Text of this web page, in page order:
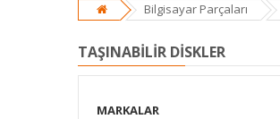
Bilgisayar Parçaları
TAŞINABILIR DISKLER
MARKALAR